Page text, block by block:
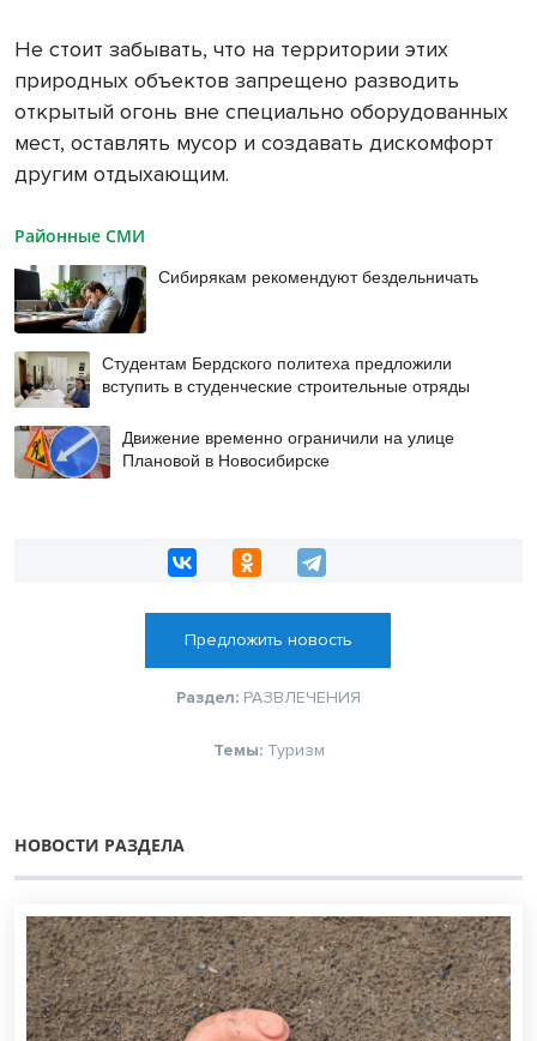
Не стоит забывать, что на территории этих
природных объектов запрещено разводить
открытый огонь вне специально оборудованных
мест, оставлять мусор и создавать дискомфорт
другим отдыхающим.
Районные СМИ
Сибирякам рекомендуют бездельничать
Студентам Бердского политеха предложили
вступить в студенческие строительные отряды
Движение временно ограничили на улице
Плановой в Новосибирске
Предложить новость
Раздел: РАЗВЛЕЧЕНИЯ
Темы: Туризм
НОВОСТИ РАЗДЕЛА